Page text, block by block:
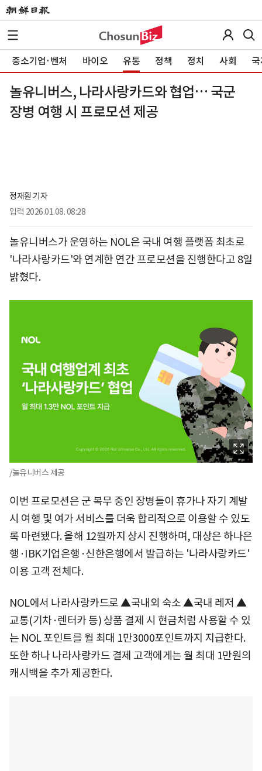
중소기업·벤처 바이오 유통 정책 정치 사회
놀유니버스, 나라사랑카드와 협업… 국군
장병 여행 시 프로모션 제공
정재훤 기자
입력 2026.01.08. 08:28
놀유니버스가 운영하는 NOL은 국내 여행 플랫폼 최초로
'나라사랑카드'와 연계한 연간 프로모션을 진행한다고 8일
밝혔다.
/놀유니버스 제공
이번 프로모션은 군 복무 중인 장병들이 휴가나 자기 계발
시 여행 및 여가 서비스를 더욱 합리적으로 이용할 수 있도
록 마련됐다. 올해 12월까지 상시 진행하며, 대상은 하나은
행·IBK기업은행·신한은행에서 발급하는 '나라사랑카드'
이용 고객 전체다.
NOL에서 나라사랑카드로 ▲국내외 숙소 ▲국내 레저 ▲
교통(기차·렌터카 등) 상품 결제 시 현금처럼 사용할 수 있
는 NOL 포인트를 월 최대 1만3000포인트까지 지급한다.
또한 하나 나라사랑카드 결제 고객에게는 월 최대 1만원의
캐시백을 추가 제공한다.